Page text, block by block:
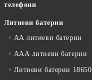
телефони
Литиеви батерии
АА литиеви батерии
ААА литиеви батерии
Литиеви батерии 18650